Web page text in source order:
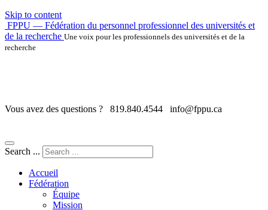
Skip to content
FPPU — Fédération du personnel professionnel des universités et
de la recherche Une voix pour les professionnels des universités et de la
recherche
Vous avez des questions ? 819.840.4544 info@fppu.ca
Search ...
Accueil
Fédération
Équipe
Mission